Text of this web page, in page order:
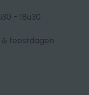
- 18u30
feestdagen